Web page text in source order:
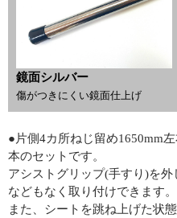
鏡面シルバー
傷がつきにくい鏡面仕上げ
●片側4カ所ねじ留め1650mm
本のセットです。
アシストグリップ(手すり)を
などもなく取り付けできます。
また、シートを跳ね上げた状